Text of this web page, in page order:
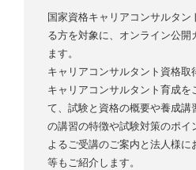
国家資格キャリアコンサルタ
る方を対象に、オンライン公開
ます。
キャリアコンサルタント資格
キャリアコンサルタント育成
て、試験と資格の概要や養成講
の講習の特徴や試験対策のポイ
よるご受講のご案内と法人様
等もご紹介します。